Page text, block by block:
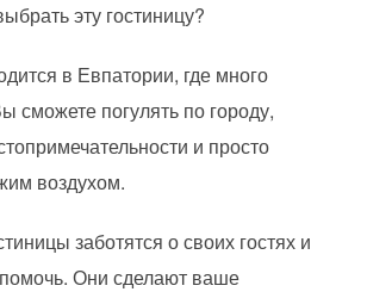
эту гостиницу?
в Евпатории, где много
сможете погулять по городу,
и просто
воздухом.
заботятся о своих гостях и
Они сделают ваше